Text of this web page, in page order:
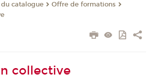
catalogue
Offre de formations
collective